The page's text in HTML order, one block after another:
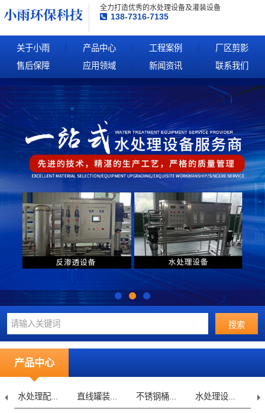
全力打造优秀的水处理设备及灌装设备
138-7316-7135
关于小雨 产品中心 工程案例
厂区剪影
售后保障
应用领域 新闻资讯 联系我们
产品中心
水处理配... 直线罐装... 不锈钢桶... 水处理设...